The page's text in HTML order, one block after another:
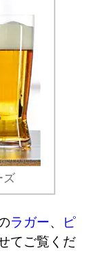
ズ
ラガー、
ピ
てご覧くだ